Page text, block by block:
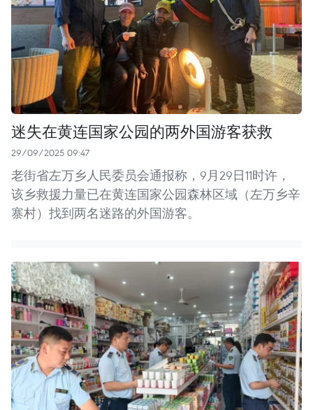
迷失在黄连国家公园的两外国游客获救
29/09/2025 09:47
老街省左万乡人民委员会通报称，9月29日11时许，
该乡救援力量已在黄连国家公园森林区域（左万乡辛
寨村）找到两名迷路的外国游客。